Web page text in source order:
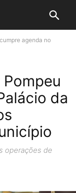
agenda no
da
operações de